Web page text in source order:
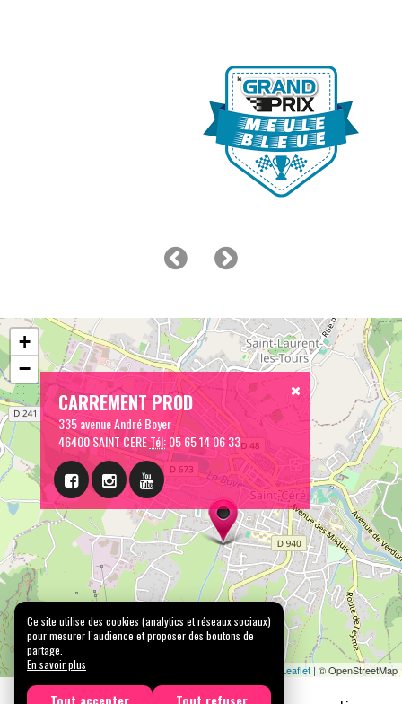
CARREMENT PROD
335 avenue André Boyer
46400 SAINT CERETél:05 65 14 06 33
+
−
Leaflet | © OpenStreetMap
Ce site utilise des cookies (analytics et réseaux sociaux)
pour mesurer l’audience et proposer des boutons de
partage.
En savoir plus
Tout accepter Tout refuser